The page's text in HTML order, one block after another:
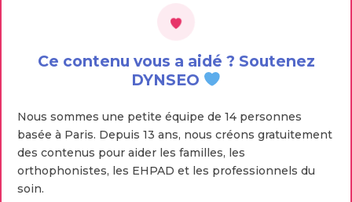
Ce contenu vous a aidé ? Soutenez
DYNSEO
Nous sommes une petite équipe de 14 personnes
basée à Paris. Depuis 13 ans, nous créons gratuitement
des contenus pour aider les familles, les
orthophonistes, les EHPAD et les professionnels du
soin.